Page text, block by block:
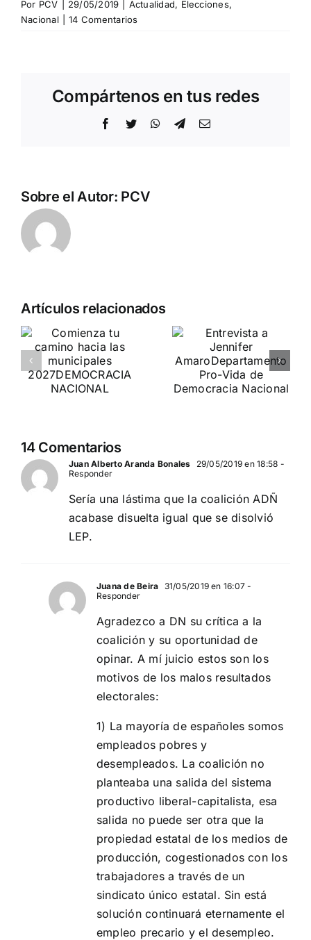
Por PCV 29/05/2019 Actualidad, Elecciones,
Nacional
14 Comentarios
Compártenos en tus redes
Facebook
Twitter WhatsApp
TelegramCorreo
Sobre el Autor: PCV
Artículos relacionados
Entrevista a
Jennifer
Amaro
Crónica
«Marcha SÍ
A LA VIDA»
DN ESTUVO PRESENTE
14 Comentarios
Juan Alberto Aranda Bonales 29/05/2019 en 18:58 -
Responder
Sería una lástima que la coalición ADÑ
acabase disuelta igual que se disolvió
LEP.
Juana de Beira 31/05/2019 en 16:07 -
Responder
Agradezco a DN su crítica a la
coalición y su oportunidad de
opinar. A mí juicio estos son los
motivos de los malos resultados
electorales:
1) La mayoría de españoles somos
empleados pobres y
desempleados. La coalición no
planteaba una salida del sistema
productivo liberal-capitalista, esa
salida no puede ser otra que la
propiedad estatal de los medios de
producción, cogestionados con los
trabajadores a través de un
sindicato único estatal. Sin está
solución continuará eternamente el
empleo precario y el desempleo.